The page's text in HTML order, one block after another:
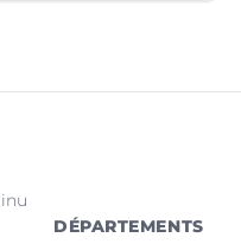
DÉPARTEMENTS